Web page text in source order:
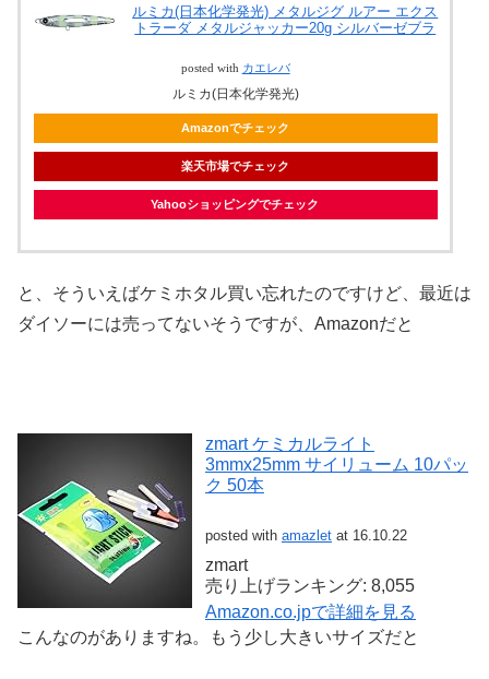
ルミカ(日本化学発光) メタルジグ ルアー エクス
トラーダ メタルジャッカー20g シルバーゼブラ
posted with カエレバ
ルミカ(日本化学発光)
Amazonでチェック
楽天市場でチェック
Yahooショッピングでチェック
と、そういえばケミホタル買い忘れたのですけど、最近は
ダイソーには売ってないそうですが、Amazonだと
zmart ケミカルライト
3mmx25mm サイリューム 10パッ
ク 50本
posted with amazlet at 16.10.22
zmart
売り上げランキング: 8,055
Amazon.co.jpで詳細を見る
こんなのがありますね。もう少し大きいサイズだと